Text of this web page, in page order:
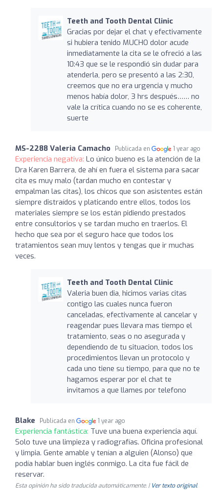
Teeth and Tooth Dental Clinic
Gracias por dejar el chat y efectivamente
si hubiera tenido MUCHO dolor acude
inmediatamente la cita se le ofreció a las
10:43 que se le respondió sin dudar para
atenderla, pero se presentó a las 2:30,
creemos que no era urgencia y mucho
menos había dolor, 3 hrs después…… no
vale la crítica cuando no se es coherente,
suerte
MS-2288 Valeria Camacho Publicada en 1 year ago
Experiencia negativa: Lo único bueno es la atención de la
Dra Karen Barrera, de ahí en fuera el sistema para sacar
cita es muy malo (tardan mucho en contestar y
empalman las citas), los chicos que son asistentes están
siempre distraídos y platicando entre ellos, todos los
materiales siempre se los están pidiendo prestados
entre consultorios y se tardan mucho en traerlos. El
hecho que sea por el seguro hace que todos los
tratamientos sean muy lentos y tengas que ir muchas
veces.
Teeth and Tooth Dental Clinic
Valeria buen dia, hicimos varias citas
contigo las cuales nunca fueron
canceladas, efectivamente al cancelar y
reagendar pues llevara mas tiempo el
tratamiento, seas o no asegurada y
dependiendo de tu situacion, todos los
procedimientos llevan un protocolo y
cada uno tiene su tiempo, para que no te
hagamos esperar por el chat te
invitamos a que llames por telefono
Blake Publicada en 1 year ago
Experiencia fantástica: Tuve una buena experiencia aquí.
Solo tuve una limpieza y radiografías. Oficina profesional
y limpia. Gente amable y tenían a alguien (Alonso) que
podía hablar buen inglés conmigo. La cita fue fácil de
reservar.
Esta opinión ha sido traducida automáticamente. | Ver texto original